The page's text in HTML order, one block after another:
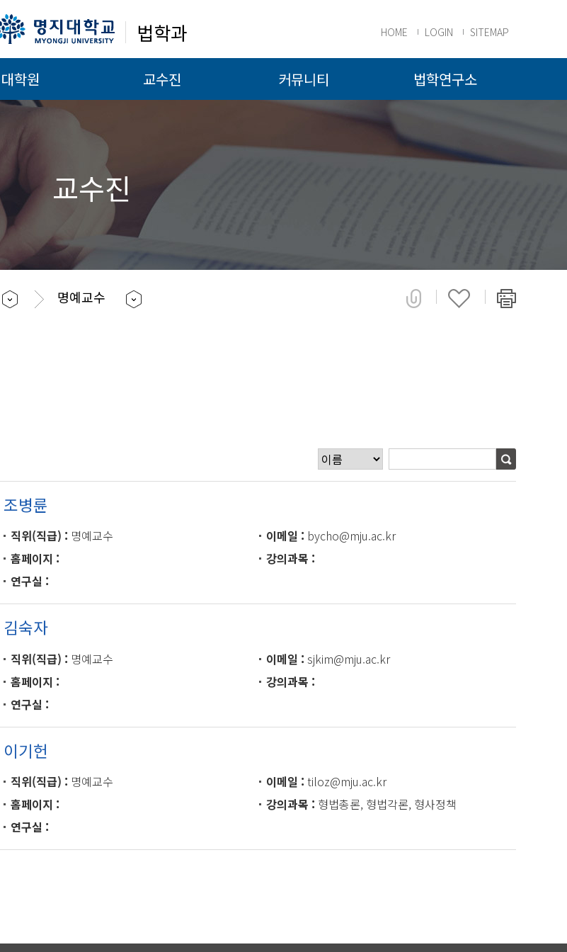
법학과 HOME LOGIN SITEMAP
대학원 교수진 커뮤니티 법학연구소
교수진
명예교수
조병륜
직위(직급) 명예교수 이메일
bycho@mju.ac.kr
홈페이지
강의과목
연구실
김숙자
직위(직급) 명예교수 이메일
sjkim@mju.ac.kr
홈페이지
강의과목
연구실
이기헌
직위(직급) 명예교수 이메일
tiloz@mju.ac.kr
홈페이지
강의과목
형법총론, 형법각론, 형사정책
연구실